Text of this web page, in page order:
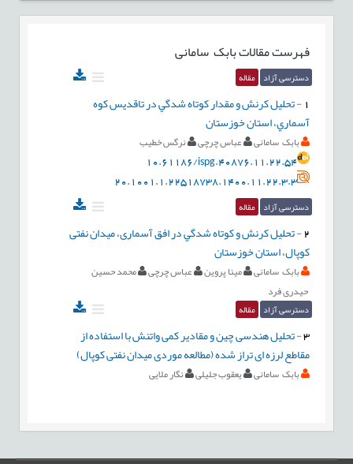
فهرست مقالاتبابک سامانی
دسترسی آزاد مقاله
-تحلیل کرنش و مقدار كوتاه شدگي در تاقديس كوه
آسماري، استان خوزستان
بابک سامانی عباس چرچی نرگس خطیب
10.61186/ispg.40876.11.22.54
20.1001.1.22518738.1400.11.22.3.3
دسترسی آزاد مقاله
2
-تحلیل کرنش و كوتاه شدگي در افق آسماری، میدان نفتی
کوپال، استان خوزستان
بابک سامانی مینا پروین عباس چرچی
محمد حسین
حیدری فرد
دسترسی آزاد مقاله
3
-تحلیل هندسی چین و مقادیر کمی واتنش با استفاده از
مقاطع لرزه ای تراز شده (مطالعه موردی میدان نفتی کوپال)
بابک سامانی یعقوب جلیلی نگار ملایی